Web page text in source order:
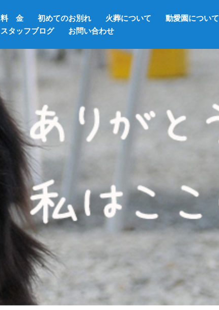
料 金 初めてのお別れ 火葬について 動愛園について
スタッフブログ
お問い合わせ